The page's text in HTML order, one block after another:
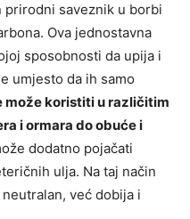
prirodni saveznik u borbi
Ova jednostavna
sposobnosti da upija i
umjesto da ih samo
može koristiti u različitim
i ormara do obuće i
dodatno pojačati
ulja. Na taj način
već dobija i